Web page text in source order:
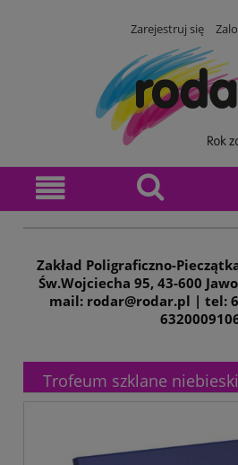
Zarejestruj się
Zakład Poligraficzno-
Św.Wojciecha 95, 43-600
mail: rodar@rodar.pl | tel:
Trofeum szklane